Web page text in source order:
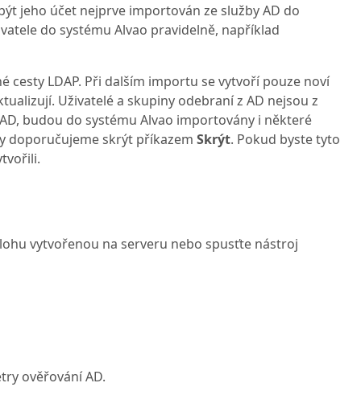
jeho účet nejprve importován ze služby AD do
do systému Alvao pravidelně, například
LDAP. Při dalším importu se vytvoří pouze noví
Uživatelé a skupiny odebraní z AD nejsou z
budou do systému Alvao importovány i některé
doporučujeme skrýt příkazem Skrýt. Pokud byste tyto
vytvořenou na serveru nebo spusťte nástroj
ověřování AD.